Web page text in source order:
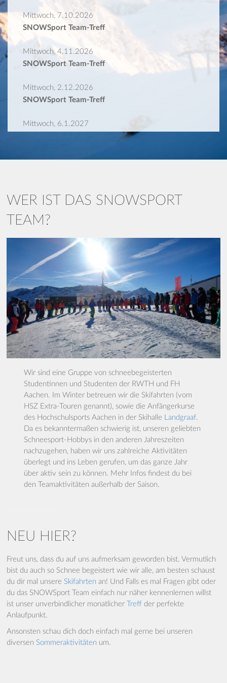
Mittwoch, 7.10.2026
SNOWSport Team-Treff
Mittwoch, 4.11.2026
SNOWSport Team-Treff
Mittwoch, 2.12.2026
SNOWSport Team-Treff
Mittwoch, 6.1.2027
Mittwoch, 3.2.2027
Mittwoch, 3.3.2027
SNOWSport Team-Treff
Mittwoch, 5.5.2027
SNOWSport Team-Treff
Mittwoch, 2.6.2027
SNOWSport Team-Treff
Mittwoch, 7.7.2027
SNOWSport Team-Treff
Mittwoch, 4.8.2027
SNOWSport Team-Treff
WER IST DAS SNOWSPORT
TEAM?
Wir sind eine Gruppe von schneebegeisterten
Studentinnen und Studenten der RWTH und FH
Aachen. Im Winter betreuen wir die Skifahrten (vom
HSZ Extra-Touren genannt), sowie die Anfängerkurse
des Hochschulsports Aachen in der Skihalle Landgraaf.
Da es bekanntermaßen schwierig ist, unseren geliebten
Schneesport-Hobbys in den anderen Jahreszeiten
nachzugehen, haben wir uns zahlreiche Aktivitäten
überlegt und ins Leben gerufen, um das ganze Jahr
über aktiv sein zu können. Mehr Infos findest du bei
den Teamaktivitäten außerhalb der Saison.
NEU HIER?
Freut uns, dass du auf uns aufmerksam geworden bist. Vermutlich
bist du auch so Schnee begeistert wie wir alle, am besten schaust
du dir mal unsere Skifahrten an! Und Falls es mal Fragen gibt oder
du das SNOWSport Team einfach nur näher kennenlernen willst
ist unser unverbindlicher monatlicher
Treff der perfekte
Anlaufpunkt.
Ansonsten schau dich doch einfach mal gerne bei unseren
diversen Sommeraktivitäten um.